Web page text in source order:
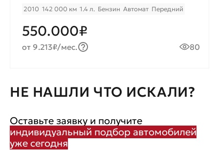
2010 142 000 км 1.4 л. Бензин Автомат Передний
550.000₽
от 9.213₽/мес. 80
НЕ НАШЛИ ЧТО ИСКАЛИ?
Оставьте заявку и получите
индивидуальный подбор автомобилей
уже сегодня